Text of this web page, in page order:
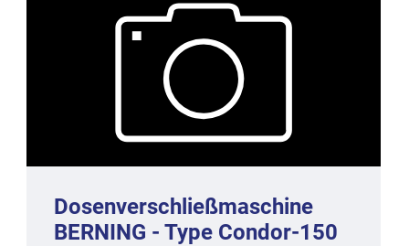
Dosenverschließmaschine
BERNING - Type Condor-150